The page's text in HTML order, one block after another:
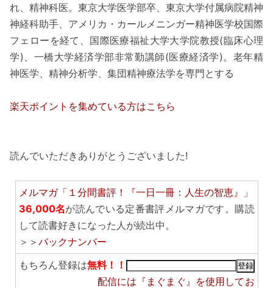
れ、精神科医。東京大学医学部卒、東京大学付属病院精神
神経科助手、アメリカ・カールメニンガー精神医学校国際
フェローを経て、国際医療福祉大学大学院教授(臨床心理
学)、一橋大学経済学部非常勤講師(医療経済学)。老年精
神医学、精神分析学、集団精神療法学を専門とする
楽天ポイントを集めている方はこちら
読んでいただきありがとうございました!
メルマガ「１分間書評！『一日一冊：人生の智恵』」
36,000名が読んでいる定番書評メルマガです。購読
して読書好きになった人が続出中。
＞＞ バックナンバー
もちろん登録は無料！！
配信には 『まぐまぐ』 を使用してお